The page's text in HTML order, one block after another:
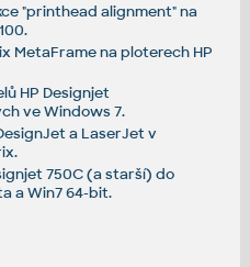
"printhead alignment" na
MetaFrame na ploterech HP
HP Designjet
ve Windows 7.
a LaserJet v
750C (a starší) do
a Win7 64-bit.